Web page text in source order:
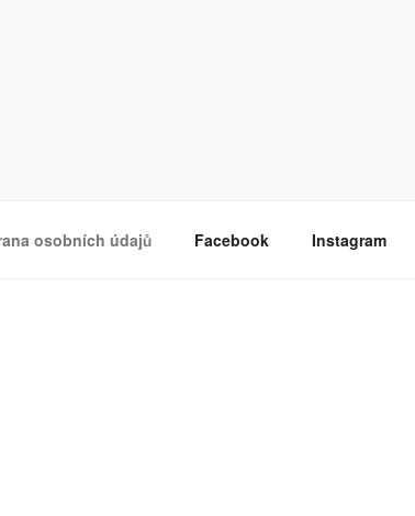
osobních údajů Facebook Instagram